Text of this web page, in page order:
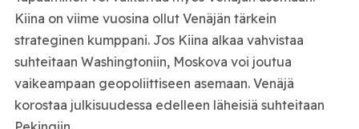
Kiina on viime vuosina ollut Venäjän tärkein
strateginen kumppani. Jos Kiina alkaa vahvistaa
suhteitaan Washingtoniin, Moskova voi joutua
vaikeampaan geopoliittiseen asemaan. Venäjä
korostaa julkisuudessa edelleen läheisiä suhteitaan